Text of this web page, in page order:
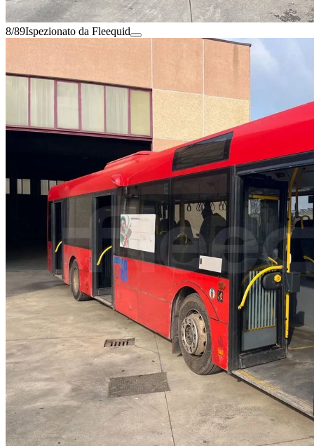
8/89Ispezionato da Fleequid